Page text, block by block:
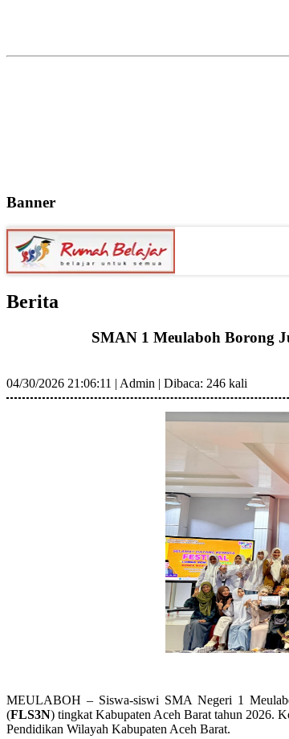
Banner
Berita
SMAN 1 Meulaboh Borong
04/30/2026 21:06:11 | Admin | Dibaca: 246 kali
MEULABOH – Siswa-siswi SMA Negeri 1
(FLS3N) tingkat Kabupaten Aceh Barat tahun 2026.
Pendidikan Wilayah Kabupaten Aceh Barat.